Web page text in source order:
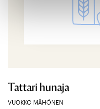
Tattari hunaja
VUOKKO MÄHÖNEN